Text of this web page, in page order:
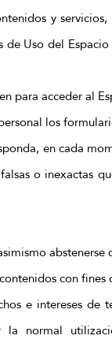
y
Uso del
para acceder al
los
en cada
o inexactas
abstenerse
con
e intereses de
la normal